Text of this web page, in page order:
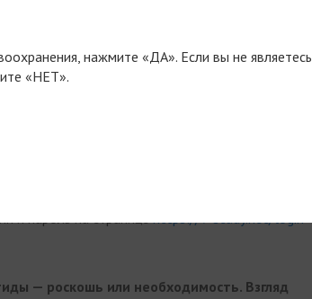
специальную форму. Задать вопрос лектору
МЕЖДИСЦИПЛИНАРНОЙ ШКОЛЫ
и пароль на странице
— роскошь или необходимость. Взгляд
нажмите «ДА». Если вы не являетесь
«НЕТ».